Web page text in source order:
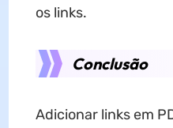
os links.
Conclusão
Adicionar links em